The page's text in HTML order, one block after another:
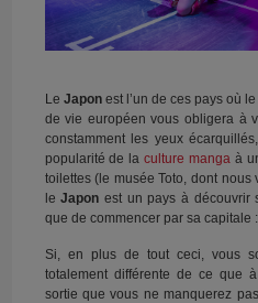
Le Japonest l’un de ces pays où
de vie européen vous obligera à
constamment les yeux
popularité de laculture manga à
toilettes (le musée Toto, dont nous
leJapon est un pays à découvrir
que de commencer par sa capitale :
Si, en plus de tout ceci, vous
totalement différente de ce que
sortie que vous ne manquerez